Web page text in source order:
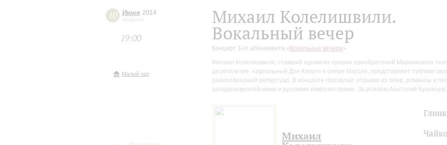
10 Июня 2014
вторник
19:00
Малый зал
Михаил Колелишвили.
Вокальный вечер
Концерт 3-го абонемента « Вокальные вечера»
Михаил Колелишвили, ставший одним из лучших приобретений Мариинского
десятилетие, «идеальный Дон Кихот» в опере Массне, представляет публике
разнообразный репертуар. В концерте прозвучат отрывки из опер, романсы и
западноевропейскими и русскими композиторами. За роялем Анатолий Кузнецов.
Михаил